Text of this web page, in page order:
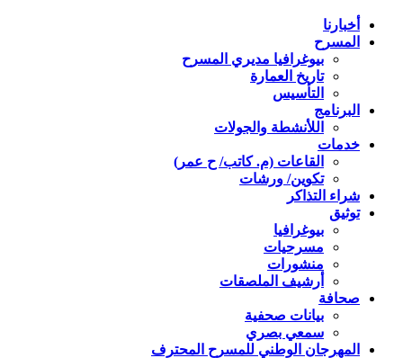
أخبارنا
المسرح
بيوغرافيا مديري المسرح
تاريخ العمارة
التأسيس
البرنامج
اللأنشطة والجولات
خدمات
القاعات (م. كاتب/ ح عمر)
تكوين/ ورشات
شراء التذاكر
توثيق
بيوغرافيا
مسرحيات
منشورات
أرشيف الملصقات
صحافة
بيانات صحفية
سمعي بصري
المهرجان الوطني للمسرح المحترف